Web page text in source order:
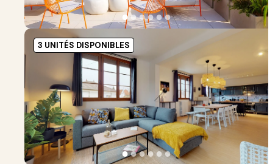
●●●●●●
●●●●●●
3 UNITÉS DISPONIBLES